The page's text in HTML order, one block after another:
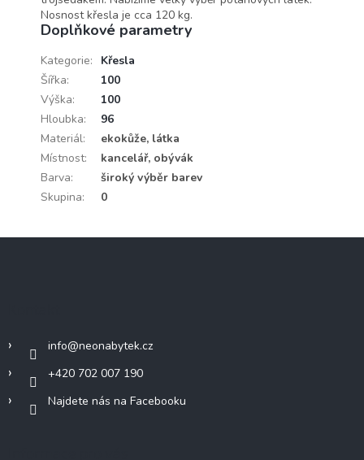
Nosnost křesla je cca 120 kg.
Doplňkové parametry
Kategorie:
Křesla
Šířka:
100
Výška:
100
Hloubka:
96
Materiál:
ekokůže, látka
Místnost:
kancelář, obývák
Barva:
široký výběr barev
Skupina: 0
info@neonabytek.cz
+420 702 007 190
Najdete nás na Facebooku